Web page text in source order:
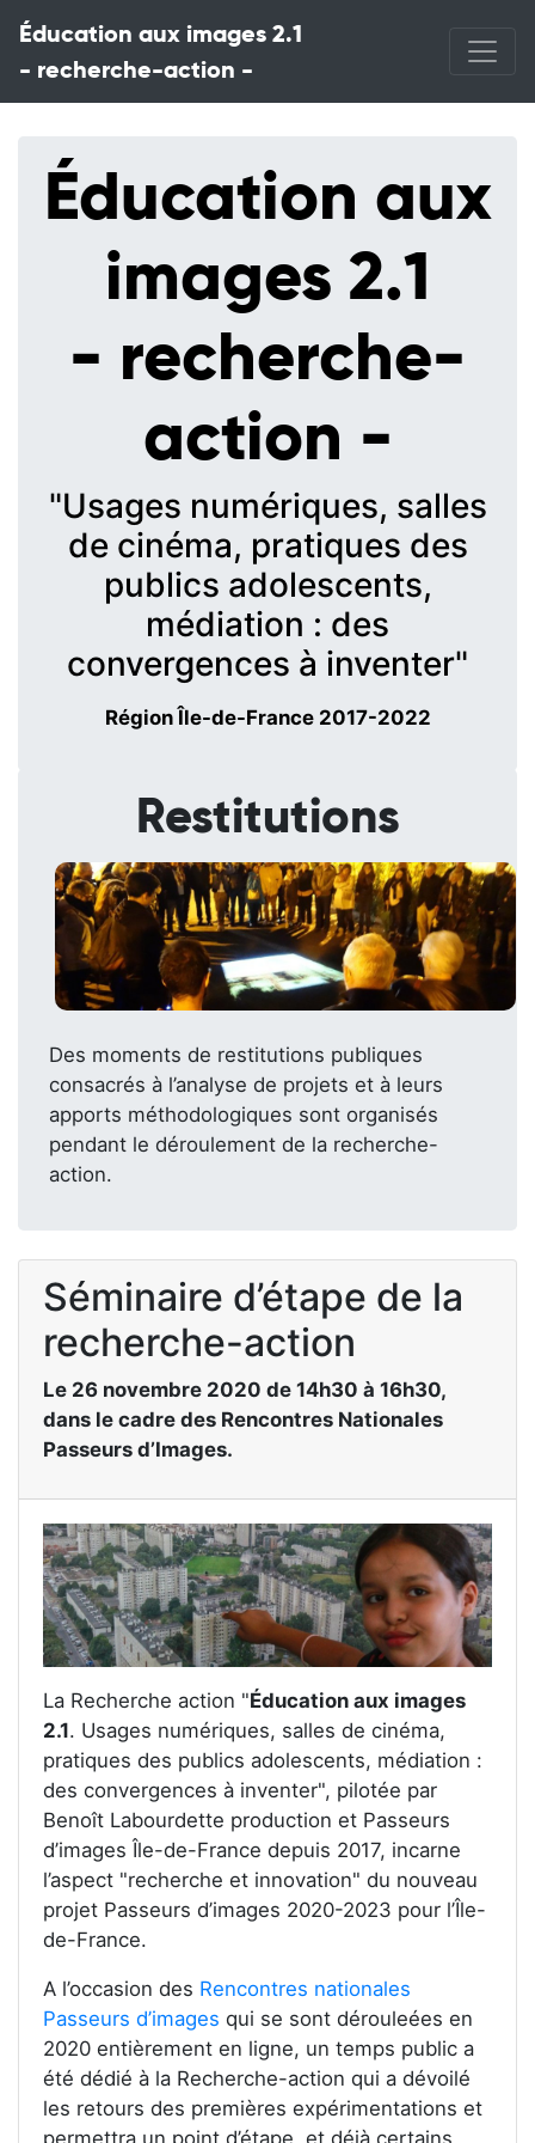
Éducation aux images 2.1
- recherche-action -
Éducation aux
images 2.1
- recherche-
action -
"Usages numériques, salles
de cinéma, pratiques des
publics adolescents,
médiation : des
convergences à inventer"
Région Île-de-France 2017-2022
Restitutions
Des moments de restitutions publiques
consacrés à l’analyse de projets et à leurs
apports méthodologiques sont organisés
pendant le déroulement de la recherche-
action.
Séminaire d’étape de la
recherche-action
Le 26 novembre 2020 de 14h30 à 16h30,
dans le cadre des Rencontres Nationales
Passeurs d’Images.
La Recherche action "Éducation aux images
2.1. Usages numériques, salles de cinéma,
pratiques des publics adolescents, médiation :
des convergences à inventer", pilotée par
Benoît Labourdette production et Passeurs
d’images Île-de-France depuis 2017, incarne
l’aspect "recherche et innovation" du nouveau
projet Passeurs d’images 2020-2023 pour l’Île-
de-France.
A l’occasion des Rencontres nationales
Passeurs d’images qui se sont dérouleées en
2020 entièrement en ligne, un temps public a
été dédié à la Recherche-action qui a dévoilé
les retours des premières expérimentations et
permettra un point d’étape, et déjà certains